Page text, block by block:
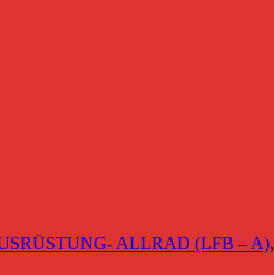
ALLRAD (LFB – A),